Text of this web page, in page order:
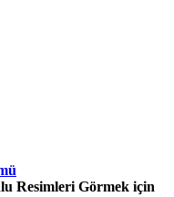
Resimleri Görmek için